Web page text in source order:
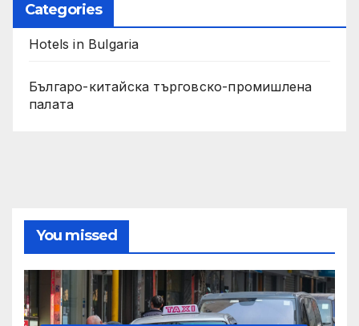
Categories
Hotels in Bulgaria
Българо-китайска търговско-промишлена
палата
You missed